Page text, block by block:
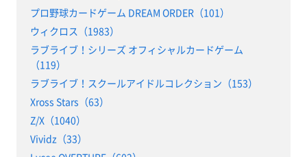
プロ野球カードゲーム DREAM ORDER（101）
ウィクロス（1983）
ラブライブ！シリーズ オフィシャルカードゲーム
（119）
ラブライブ！スクールアイドルコレクション（153）
Xross Stars（63）
Z/X（1040）
Vividz（33）